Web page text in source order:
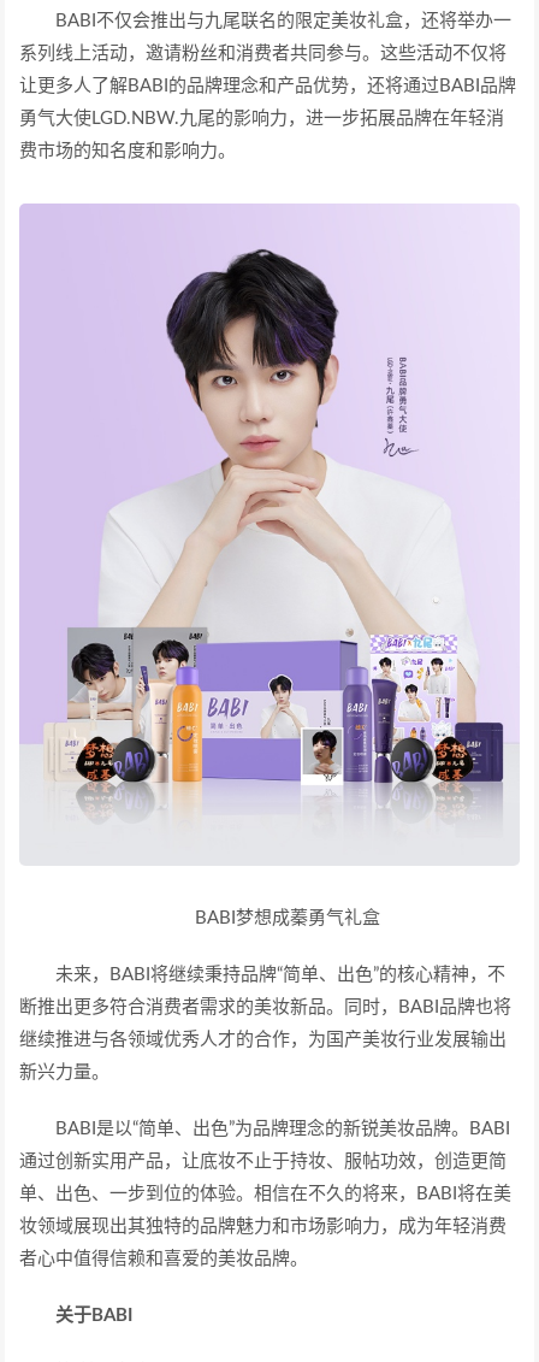
BABI不仅会推出与九尾联名的限定美妆礼盒，还将举办一
系列线上活动，邀请粉丝和消费者共同参与。这些活动不仅将
让更多人了解BABI的品牌理念和产品优势，还将通过BABI品牌
勇气大使LGD.NBW.九尾的影响力，进一步拓展品牌在年轻消
费市场的知名度和影响力。
BABI梦想成蓁勇气礼盒
未来，BABI将继续秉持品牌“简单、出色”的核心精神，不
断推出更多符合消费者需求的美妆新品。同时，BABI品牌也将
继续推进与各领域优秀人才的合作，为国产美妆行业发展输出
新兴力量。
BABI是以“简单、出色”为品牌理念的新锐美妆品牌。BABI
通过创新实用产品，让底妆不止于持妆、服帖功效，创造更简
单、出色、一步到位的体验。相信在不久的将来，BABI将在美
妆领域展现出其独特的品牌魅力和市场影响力，成为年轻消费
者心中值得信赖和喜爱的美妆品牌。
关于BABI